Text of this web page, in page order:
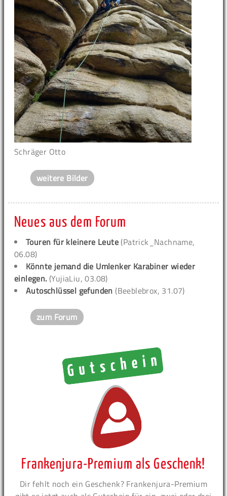
Schräger Otto
weitere Bilder
Neues aus dem Forum
Touren für kleinere Leute (Patrick_Nachname,
06.08)
Könnte jemand die Umlenker Karabiner wieder
einlegen. (YujiaLiu, 03.08)
Autoschlüssel gefunden (Beeblebrox, 31.07)
zum Forum
Frankenjura-Premium als Geschenk!
Dir fehlt noch ein Geschenk? Frankenjura-Premium